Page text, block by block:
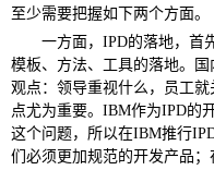
至少需要把握如下两个方面。
一方面，IPD的落地，首
模板、方法、工具的落地。
观点：领导重视什么，员工
点尤为重要。IBM作为IPD的
这个问题，所以在IBM推行
们必须更加规范的开发产品